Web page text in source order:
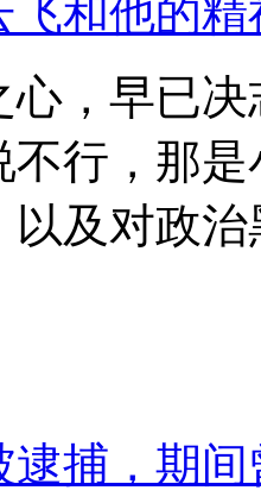
飞和他的
心，早已
不行，那
以及对政
逮捕，期